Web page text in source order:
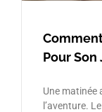
Pour Son
Une matinée
l’aventure.